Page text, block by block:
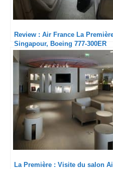
Review : Air France La
Singapour, Boeing 777-300ER
La Première : Visite du salon